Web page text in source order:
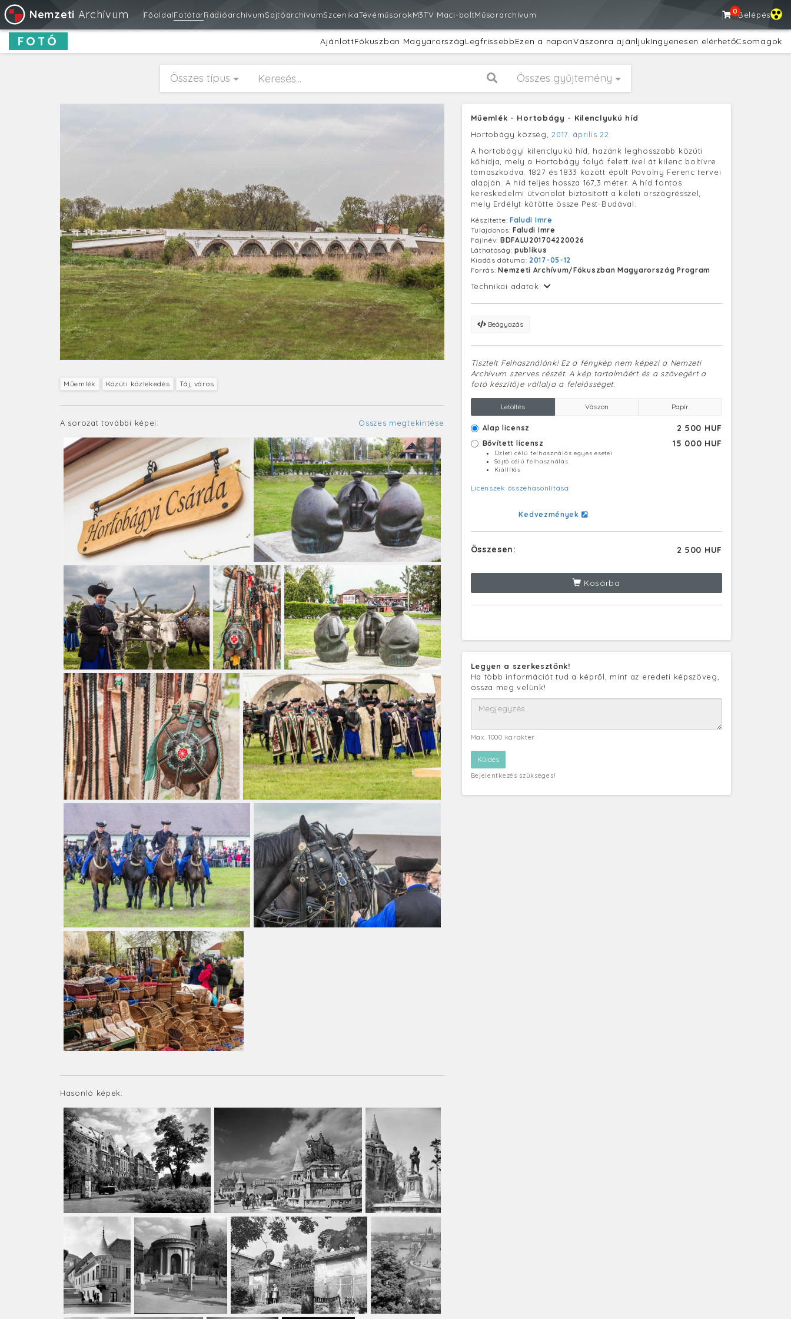
Nemzeti Archívum FőoldalFotótárRádióarchívumSajtóarchívumSzcenikaTévéműsorokM3TV Maci-boltMűsorarchívum 0Belépés
FOTÓ AjánlottFókuszban MagyarországLegfrissebbEzen a naponVászonra ajánljukIngyenesen elérhetőCsomagok
Összes típus Összes gyűjtemény
Műemlék Közúti közlekedés Táj, város
A sorozat további képei: Összes megtekintése
Hasonló képek:
Műemlék - Hortobágy - Kilenclyukú híd
Hortobágy község,2017. április 22.
A hortobágyi kilenclyukú híd, hazánk leghosszabb közúti
kőhídja, mely a Hortobágy folyó felett ível át kilenc boltívre
támaszkodva. 1827 és 1833 között épült Povolny Ferenc tervei
alapján. A híd teljes hossza 167,3 méter. A híd fontos
kereskedelmi útvonalat biztosított a keleti országrésszel,
mely Erdélyt kötötte össze Pest-Budával.
Készítette: Faludi Imre
Tulajdonos: Faludi Imre
Fájlnév: BDFALU201704220026
Láthatóság: publikus
Kiadás dátuma: 2017-05-12
Forrás:Nemzeti Archívum/Fókuszban Magyarország Program
Technikai adatok:
Beágyazás
Tisztelt Felhasználónk! Ez a fénykép nem képezi a Nemzeti
Archívum szerves részét. A kép tartalmáért és a szövegért a
fotó készítője vállalja a felelősséget.
Letöltés Vászon Papír
Alap licensz 2 500 HUF
Bővített licensz 15 000 HUF
Üzleti célú felhasználás egyes esetei
Sajtó célú felhasználás
Kiállítás
Licenszek összehasonlítása
Kedvezmények
Összesen: 2 500 HUF
Kosárba
Legyen a szerkesztőnk!
Ha több információt tud a képről, mint az eredeti képszöveg,
ossza meg velünk!
Max. 1000 karakter
Bejelentkezés szükséges!